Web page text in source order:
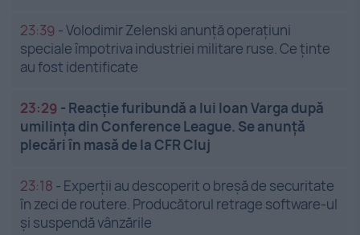
23:39 -Volodimir Zelenski anunță operațiuni
speciale împotriva industriei militare ruse. Ce ținte
au fost identificate
23:29 - Reacție furibundă a lui Ioan Varga după
umilința din Conference League. Se anunță
plecări în masă de la CFR Cluj
23:18 - Experții au descoperit o breșă de securitate
în zeci de routere. Producătorul retrage software-ul
și suspendă vânzările